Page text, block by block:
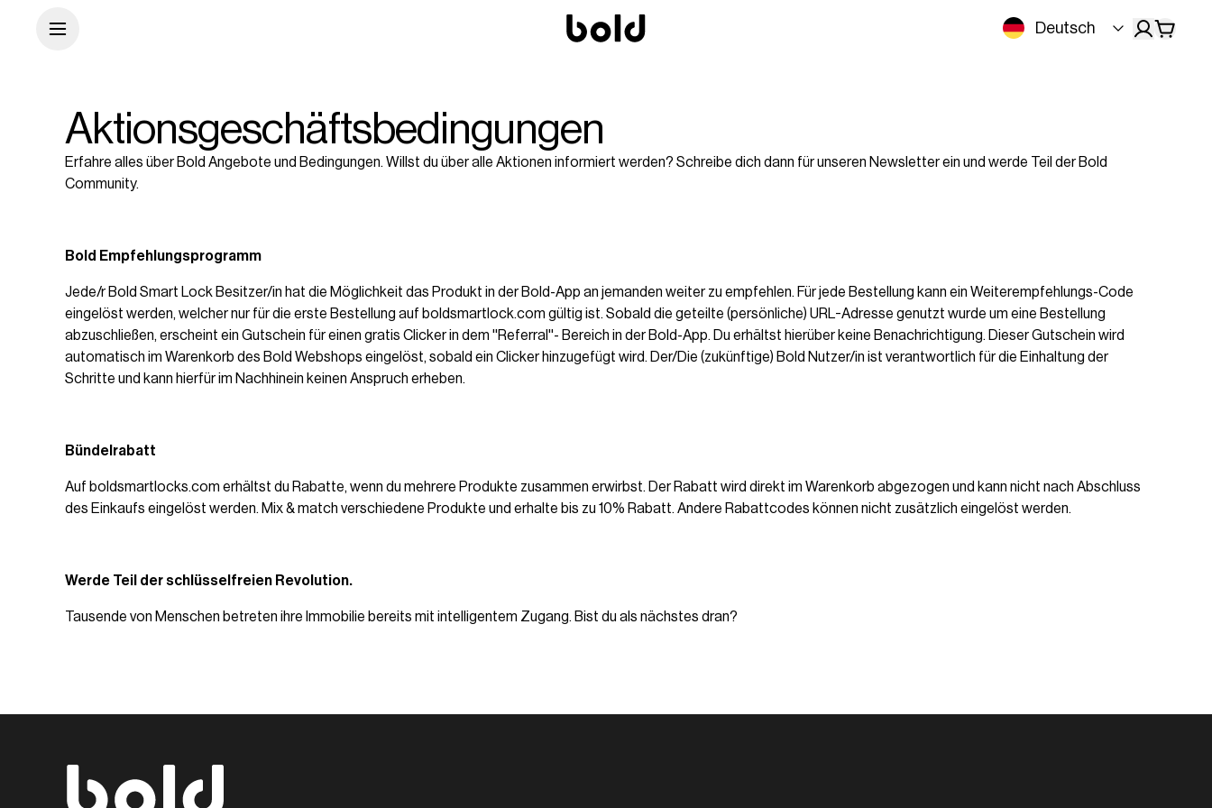
Deutsch
Aktionsgeschäftsbedingungen
Erfahre alles über Bold Angebote und Bedingungen. Willst du über alle Aktionen informiert werden? Schreibe dich dann für unseren Newsletter ein und werde Teil der Bold
Community.
Bold Empfehlungsprogramm
Jede/r Bold Smart Lock Besitzer/in hat die Möglichkeit das Produkt in der Bold-App an jemanden weiter zu empfehlen. Für jede Bestellung kann ein Weiterempfehlungs-Code
eingelöst werden, welcher nur für die erste Bestellung auf boldsmartlock.com gültig ist. Sobald die geteilte (persönliche) URL-Adresse genutzt wurde um eine Bestellung
abzuschließen, erscheint ein Gutschein für einen gratis Clicker in dem ''Referral''- Bereich in der Bold-App. Du erhältst hierüber keine Benachrichtigung. Dieser Gutschein wird
automatisch im Warenkorb des Bold Webshops eingelöst, sobald ein Clicker hinzugefügt wird. Der/Die (zukünftige) Bold Nutzer/in ist verantwortlich für die Einhaltung der
Schritte und kann hierfür im Nachhinein keinen Anspruch erheben.
Bündelrabatt
Auf boldsmartlocks.com erhältst du Rabatte, wenn du mehrere Produkte zusammen erwirbst. Der Rabatt wird direkt im Warenkorb abgezogen und kann nicht nach Abschluss
des Einkaufs eingelöst werden. Mix & match verschiedene Produkte und erhalte bis zu 10% Rabatt. Andere Rabattcodes können nicht zusätzlich eingelöst werden.
Werde Teil der schlüsselfreien Revolution.
Tausende von Menschen betreten ihre Immobilie bereits mit intelligentem Zugang. Bist du als nächstes dran?